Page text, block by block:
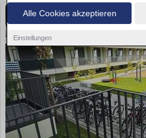
Alle Cookies akzeptieren
Einstellungen